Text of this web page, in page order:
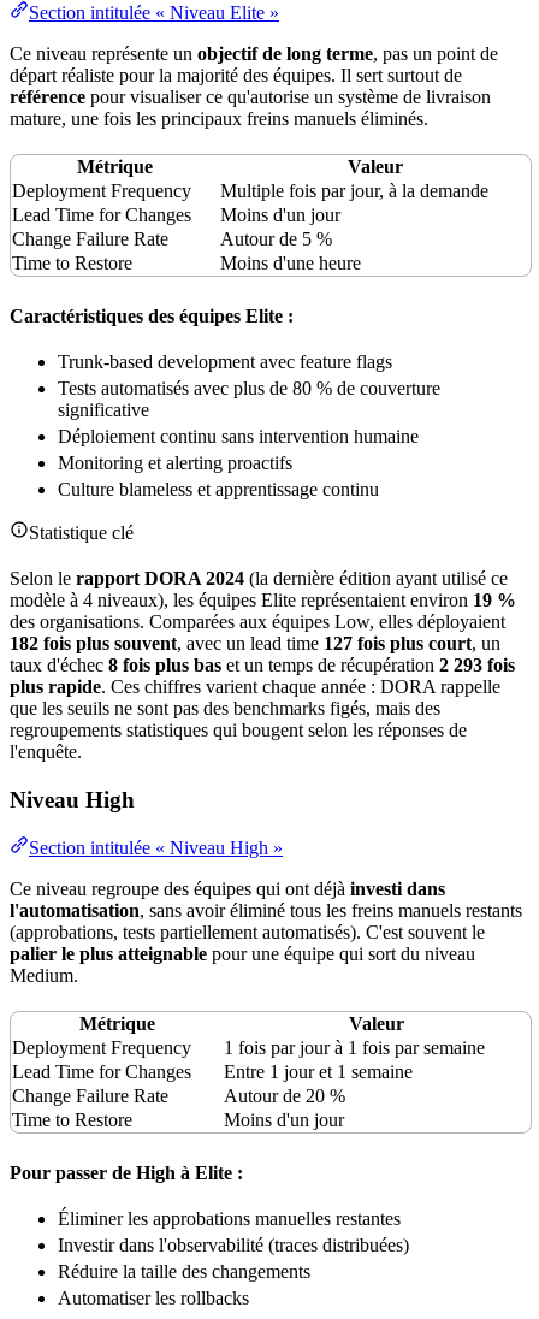
Section intitulée « Niveau Elite »
Ce niveau représente un objectif de long terme, pas un point de
départ réaliste pour la majorité des équipes. Il sert surtout de
référence pour visualiser ce qu'autorise un système de livraison
mature, une fois les principaux freins manuels éliminés.
Métrique
Valeur
Deployment Frequency
Multiple fois par jour, à la demande
Lead Time for Changes
Moins d'un jour
Change Failure Rate
Autour de 5 %
Time to Restore Moins d'une heure
Caractéristiques des équipes Elite :
Trunk-based development avec feature flags
Tests automatisés avec plus de 80 % de couverture
significative
Déploiement continu sans intervention humaine
Monitoring et alerting proactifs
Culture blameless et apprentissage continu
Statistique clé
Selon le rapport DORA 2024 (la dernière édition ayant utilisé ce
modèle à 4 niveaux), les équipes Elite représentaient environ 19 %
des organisations. Comparées aux équipes Low, elles déployaient
182 fois plus souvent, avec un lead time 127 fois plus court, un
taux d'échec 8 fois plus bas et un temps de récupération 2 293 fois
plus rapide. Ces chiffres varient chaque année : DORA rappelle
que les seuils ne sont pas des benchmarks figés, mais des
regroupements statistiques qui bougent selon les réponses de
l'enquête.
Niveau High
Section intitulée « Niveau High »
Ce niveau regroupe des équipes qui ont déjà investi dans
l'automatisation, sans avoir éliminé tous les freins manuels restants
(approbations, tests partiellement automatisés). C'est souvent le
palier le plus atteignable pour une équipe qui sort du niveau
Medium.
Métrique
Valeur
Deployment Frequency
1 fois par jour à 1 fois par semaine
Lead Time for Changes
Entre 1 jour et 1 semaine
Change Failure Rate
Autour de 20 %
Time to Restore
Moins d'un jour
Pour passer de High à Elite :
Éliminer les approbations manuelles restantes
Investir dans l'observabilité (traces distribuées)
Réduire la taille des changements
Automatiser les rollbacks